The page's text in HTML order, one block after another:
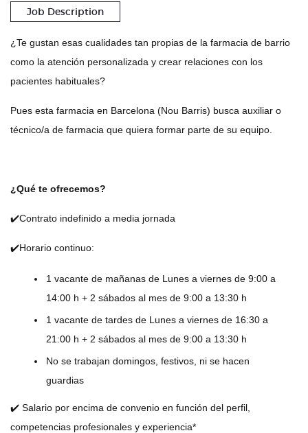
Job Description
¿Te gustan esas cualidades tan propias de la farmacia de barrio
como la atención personalizada y crear relaciones con los
pacientes habituales?
Pues esta farmacia en Barcelona (Nou Barris) busca auxiliar o
técnico/a de farmacia que quiera formar parte de su equipo.
¿Qué te ofrecemos?
✔️Contrato indefinido a media jornada
✔️Horario continuo:
1 vacante de mañanas de Lunes a viernes de 9:00 a
14:00 h + 2 sábados al mes de 9:00 a 13:30 h
1 vacante de tardes de Lunes a viernes de 16:30 a
21:00 h + 2 sábados al mes de 9:00 a 13:30 h
No se trabajan domingos, festivos, ni se hacen
guardias
✔️ Salario por encima de convenio en función del perfil,
competencias profesionales y experiencia*